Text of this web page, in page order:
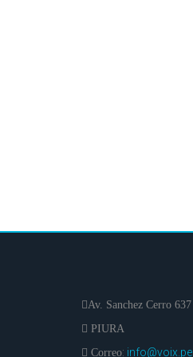
Av. Sanchez Cerro 637
PIURA
Correo: info@voix.pe